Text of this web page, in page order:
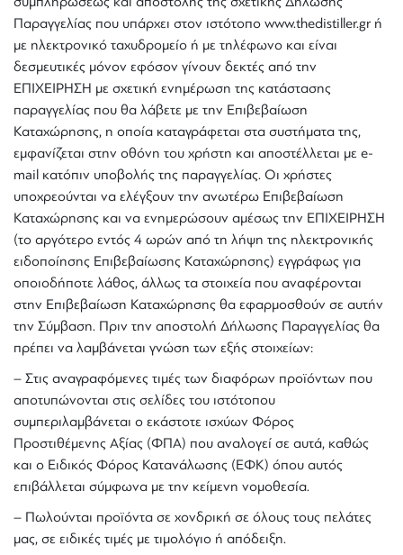
Παραγγελίας που υπάρχει στον ιστότοπο www.thedistiller.gr ή
με ηλεκτρονικό ταχυδρομείο ή με τηλέφωνο και είναι
δεσμευτικές μόνον εφόσον γίνουν δεκτές από την
ΕΠΙΧΕΙΡΗΣΗ με σχετική ενημέρωση της κατάστασης
παραγγελίας που θα λάβετε με την Επιβεβαίωση
Καταχώρησης, η οποία καταγράφεται στα συστήματα της,
εμφανίζεται στην οθόνη του χρήστη και αποστέλλεται με e-
mail κατόπιν υποβολής της παραγγελίας. Οι χρήστες
υποχρεούνται να ελέγξουν την ανωτέρω Επιβεβαίωση
Καταχώρησης και να ενημερώσουν αμέσως την ΕΠΙΧΕΙΡΗΣΗ
(το αργότερο εντός 4 ωρών από τη λήψη της ηλεκτρονικής
ειδοποίησης Επιβεβαίωσης Καταχώρησης) εγγράφως για
οποιοδήποτε λάθος, άλλως τα στοιχεία που αναφέρονται
στην Επιβεβαίωση Καταχώρησης θα εφαρμοσθούν σε αυτήν
την Σύμβαση. Πριν την αποστολή Δήλωσης Παραγγελίας θα
πρέπει να λαμβάνεται γνώση των εξής στοιχείων:
– Στις αναγραφόμενες τιμές των διαφόρων προϊόντων που
αποτυπώνονται στις σελίδες του ιστότοπου
συμπεριλαμβάνεται ο εκάστοτε ισχύων Φόρος
Προστιθέμενης Αξίας (ΦΠΑ) που αναλογεί σε αυτά, καθώς
και ο Ειδικός Φόρος Κατανάλωσης (ΕΦΚ) όπου αυτός
επιβάλλεται σύμφωνα με την κείμενη νομοθεσία.
– Πωλούνται προϊόντα σε χονδρική σε όλους τους πελάτες
μας, σε ειδικές τιμές με τιμολόγιο ή απόδειξη.